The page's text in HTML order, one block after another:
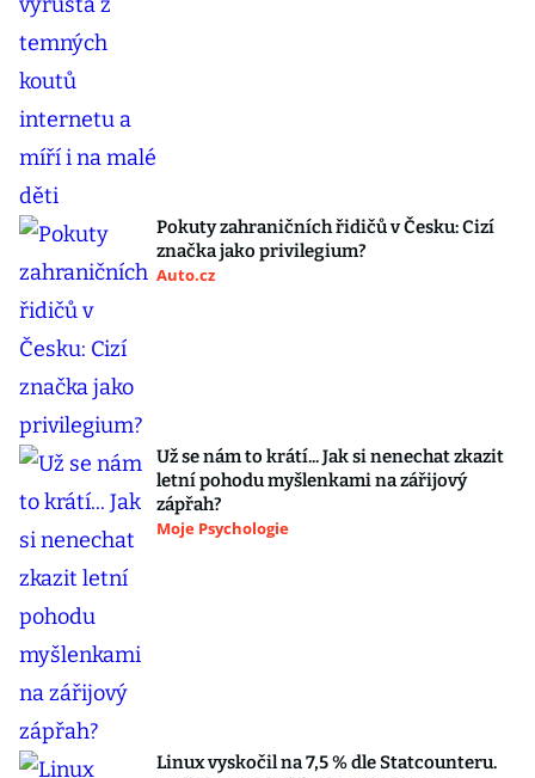
Pokuty zahraničních řidičů v Česku: Cizí
značka jako privilegium?
Auto.cz
Už se nám to krátí... Jak si nenechat zkazit
letní pohodu myšlenkami na zářijový
zápřah?
Moje Psychologie
Linux vyskočil na 7,5 % dle Statcounteru.